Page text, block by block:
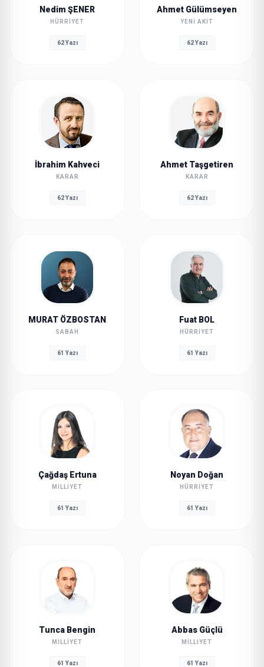
Nedim ŞENER
HÜRRIYET
62 Yazı
Ahmet Gülümseyen
YENI AKIT
62 Yazı
İbrahim Kahveci
KARAR
62 Yazı
Ahmet Taşgetiren
KARAR
62 Yazı
MURAT ÖZBOSTAN
SABAH
61 Yazı
Fuat BOL
HÜRRIYET
61 Yazı
Çağdaş Ertuna
MILLIYET
61 Yazı
Noyan Doğan
HÜRRIYET
61 Yazı
Tunca Bengin
MILLIYET
61 Yazı
Abbas Güçlü
MILLIYET
61 Yazı